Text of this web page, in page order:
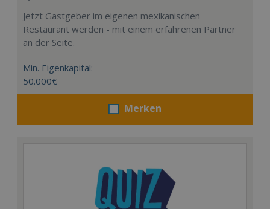
Jetzt Gastgeber im eigenen mexikanischen
Restaurant werden - mit einem erfahrenen Partner
an der Seite.
Min. Eigenkapital:
50.000€
Merken